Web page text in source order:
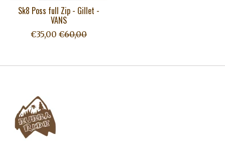
Sk8 Poss full Zip - Gillet -
VANS
€35,00 €60,00